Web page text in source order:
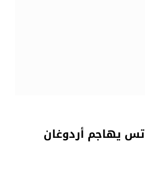
يهاجم أردوغان